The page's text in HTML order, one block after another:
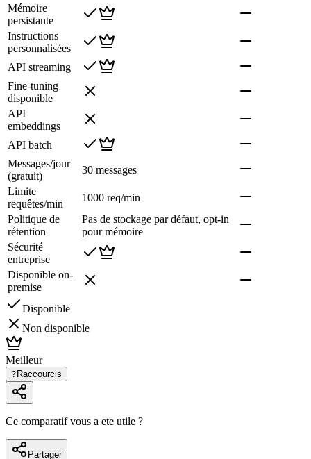
Mémoire
persistante
Instructions
personnalisées
API streaming
Fine-tuning
disponible
API
embeddings
API batch
Messages/jour
(gratuit)
30 messages
Limite
requêtes/min
1000 req/min
Politique de
rétention
Pas de stockage par défaut, opt-in
pour mémoire
Sécurité
entreprise
Disponible on-
premise
Disponible
Non disponible
Meilleur
? Raccourcis
Ce comparatif vous a ete utile ?
Partager